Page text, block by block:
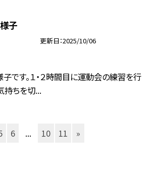
子
更新日 2025/10/06
です。１・２時間目に運動会の練習を行
持ちを切...
6 ... 10 11 »